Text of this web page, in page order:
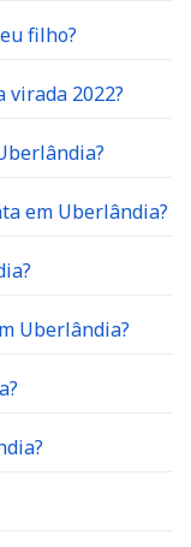
filho?
virada 2022?
em Uberlândia?
Uberlândia?